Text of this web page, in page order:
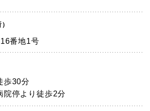
番地1号
歩30分
院停より徒歩2分